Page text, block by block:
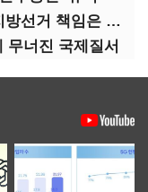
국힘 소장파 "절윤 요구 중단…지방선거 책임은 장동혁 몫"
너진 국제질서